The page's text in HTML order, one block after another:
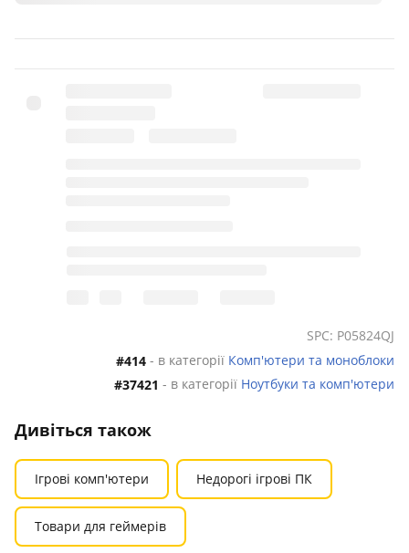
SPC: P05824QJ
#414 - в категорії Комп'ютери та моноблоки
#37421 - в категорії Ноутбуки та комп'ютери
Дивіться також
Ігрові комп'ютери Недорогі ігрові ПК
Товари для геймерів